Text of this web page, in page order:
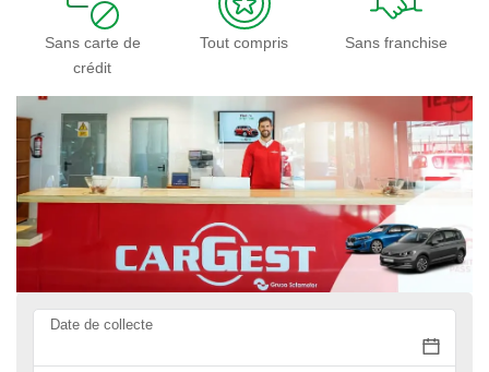
Sans carte de
crédit
Tout compris Sans franchise
Date de collecte